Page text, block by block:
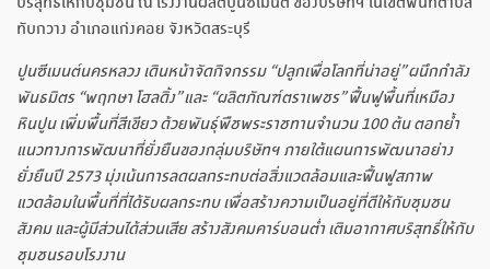
ทับกวาง อำเภอแก่งคอย จังหวัดสระบุรี
ปูนซีเมนต์นครหลวง เดินหน้าจัดกิจกรรม “ปลูกเพื่อโลกที่น่าอยู่” ผนึกกำลัง
พันธมิตร “พฤกษา โฮลดิ้ง” และ “ผลิตภัณฑ์ตราเพชร” ฟื้นฟูพื้นที่เหมือง
หินปูน เพิ่มพื้นที่สีเขียว ด้วยพันธุ์พืชพระราชทานจำนวน 100 ต้น ตอกย้ำ
แนวทางการพัฒนาที่ยั่งยืนของกลุ่มบริษัทฯ ภายใต้แผนการพัฒนาอย่าง
ยั่งยืนปี 2573 มุ่งเน้นการลดผลกระทบต่อสิ่งแวดล้อมและฟื้นฟูสภาพ
แวดล้อมในพื้นที่ที่ได้รับผลกระทบ เพื่อสร้างความเป็นอยู่ที่ดีให้กับชุมชน
สังคม และผู้มีส่วนได้ส่วนเสีย สร้างสังคมคาร์บอนต่ำ เติมอากาศบริสุทธิ์ให้กับ
ชุมชนรอบโรงงาน